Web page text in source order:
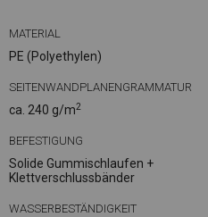
MATERIAL
PE (Polyethylen)
SEITENWANDPLANENGRAMMATUR
ca. 240 g/m2
BEFESTIGUNG
Solide Gummischlaufen +
Klettverschlussbänder
WASSERBESTÄNDIGKEIT